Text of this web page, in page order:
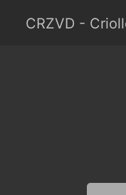
CRZVD -